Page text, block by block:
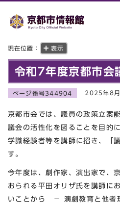
現在位置： 表示
令和7年度京都市会
ページ番号344904 2025年8
京都市会では、議員の政策立案
議会の活性化を図ることを目的
学識経験者等を講師に招き、「
す。
今年度は、劇作家、演出家で、
おられる平田オリザ氏を講師に
いことから － 演劇教育と他者